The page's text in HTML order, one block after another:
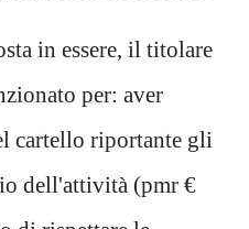
in essere, il titolare
per: aver
cartello riportante gli
dell'attività (pmr €